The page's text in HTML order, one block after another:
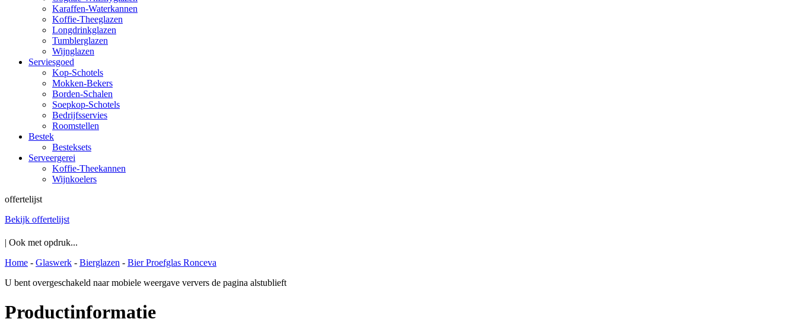
Karaffen-Waterkannen
Koffie-Theeglazen
Longdrinkglazen
Tumblerglazen
Wijnglazen
Serviesgoed
Kop-Schotels
Mokken-Bekers
Borden-Schalen
Soepkop-Schotels
Bedrijfsservies
Roomstellen
Bestek
Besteksets
Serveergerei
Koffie-Theekannen
Wijnkoelers
offertelijst
Bekijk offertelijst
| Ook met opdruk...
Home - Glaswerk - Bierglazen - Bier Proefglas Ronceva
U bent overgeschakeld naar mobiele weergave ververs de pagina alstublieft
Productinformatie